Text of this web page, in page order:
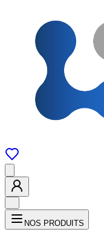
NOS PRODUITS